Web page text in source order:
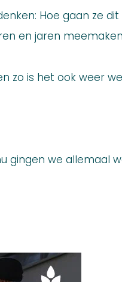
Hoe gaan ze dit
en jaren
zo is het ook weer
gingen we allemaal